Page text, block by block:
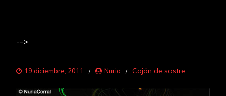
-->
19 diciembre, 2011 Nuria Cajón de sastre